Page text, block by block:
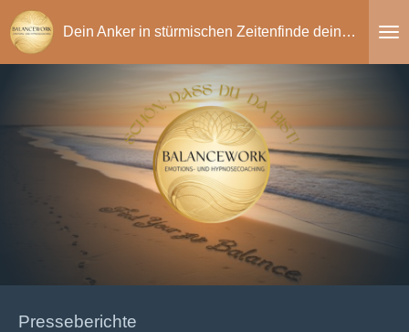
Zum
Hauptinhalt
springen
Dein Anker in stürmischen Zeitenfinde deine Balance
Presseberichte